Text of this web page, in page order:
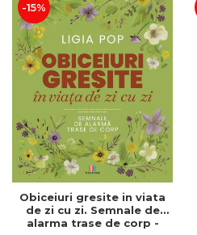
-15%
Obiceiuri gresite in viata
de zi cu zi. Semnale de
alarma trase de corp -